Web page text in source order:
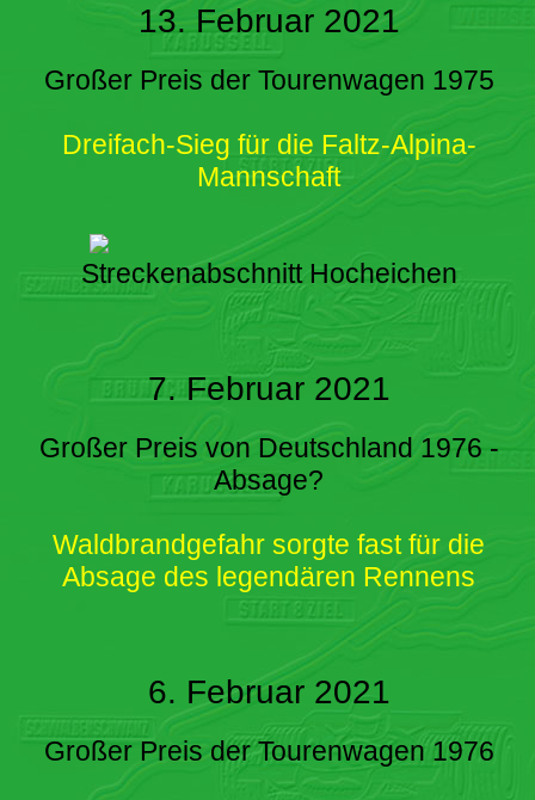
13. Februar 2021
Großer Preis der Tourenwagen 1975
Dreifach-Sieg für die Faltz-Alpina-
Mannschaft
Streckenabschnitt Hocheichen
7. Februar 2021
Großer Preis von Deutschland 1976 -
Absage?
Waldbrandgefahr sorgte fast für die
Absage des legendären Rennens
6. Februar 2021
Großer Preis der Tourenwagen 1976